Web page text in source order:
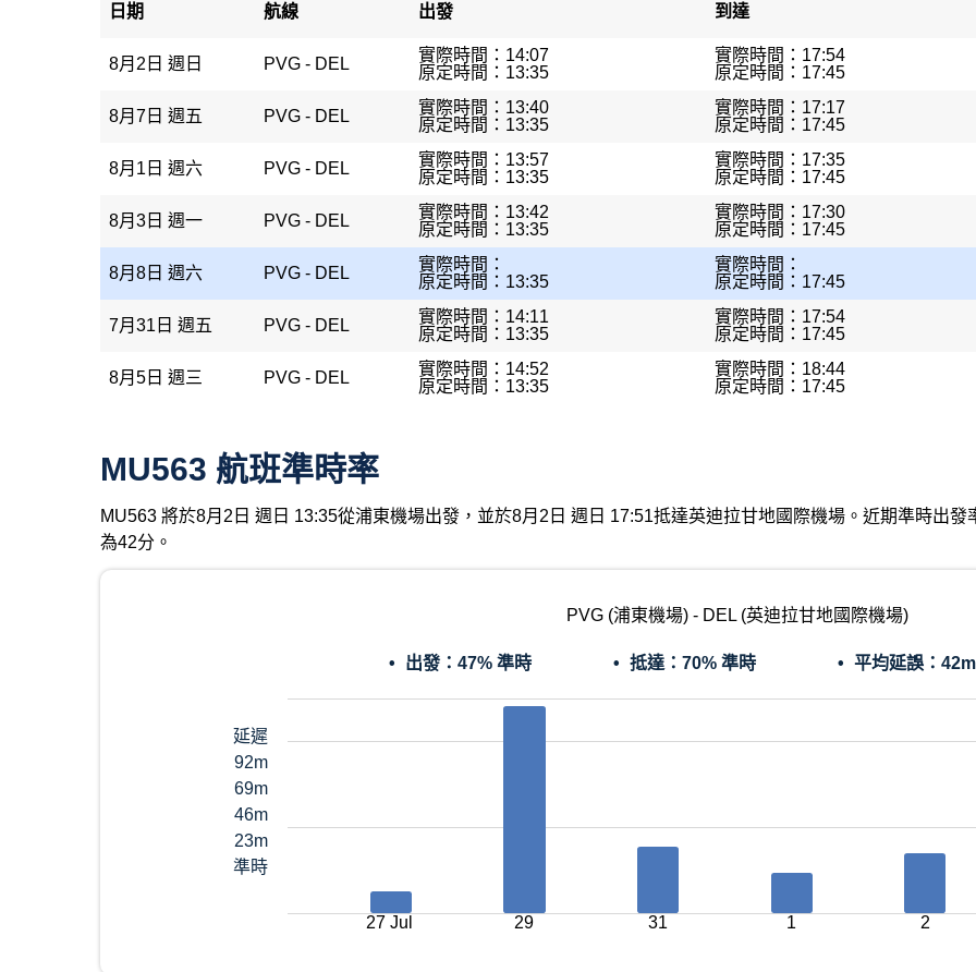
日期 航線 出發 到達
8月2日 週日 PVG - DEL
實際時間：14:07
原定時間：13:35
實際時間：17:54
原定時間：17:45
8月7日 週五 PVG - DEL
實際時間：13:40
原定時間：13:35
實際時間：17:17
原定時間：17:45
8月1日 週六 PVG - DEL
實際時間：13:57
原定時間：13:35
實際時間：17:35
原定時間：17:45
8月3日 週一 PVG - DEL
實際時間：13:42
原定時間：13:35
實際時間：17:30
原定時間：17:45
8月8日 週六 PVG - DEL
實際時間：
原定時間：13:35
實際時間：
原定時間：17:45
7月31日 週五 PVG - DEL
實際時間：14:11
原定時間：13:35
實際時間：17:54
原定時間：17:45
8月5日 週三 PVG - DEL
實際時間：14:52
原定時間：13:35
實際時間：18:44
原定時間：17:45
MU563 航班準時率
MU563 將於8月2日 週日 13:35從浦東機場出發，並於8月2日 週日 17:51抵達英迪拉甘地國際機場。近期準時出
為42分。
PVG (浦東機場) - DEL (英迪拉甘地國際機場)
出發： 47% 準時 抵達： 70% 準時 平均延誤：
延遲
92m
69m
46m
23m
準時
27 Jul 29 31 1 2